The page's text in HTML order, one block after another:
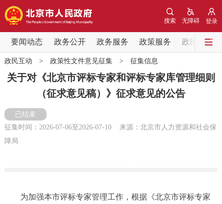
登录
无障碍
搜索
要闻动态 政务公开 政务服务 政策服务 政民互动
要闻动态
党中央精神 国务院信息
北京要闻 会议信息 部门动态
各区热点
市领导 机构职能 政策服务
政民互动 > 政策性文件意见征集> 征集信息
关于对《北京市评标专家和评标专家库管理细则
（征求意见稿）》征求意见的公告
已结束
征集时间： 2026-07-06至 2026-07-10
来源：北京市人力资源和社会保
障局
为加强本市评标专家管理工作，根据《北京市评标专家